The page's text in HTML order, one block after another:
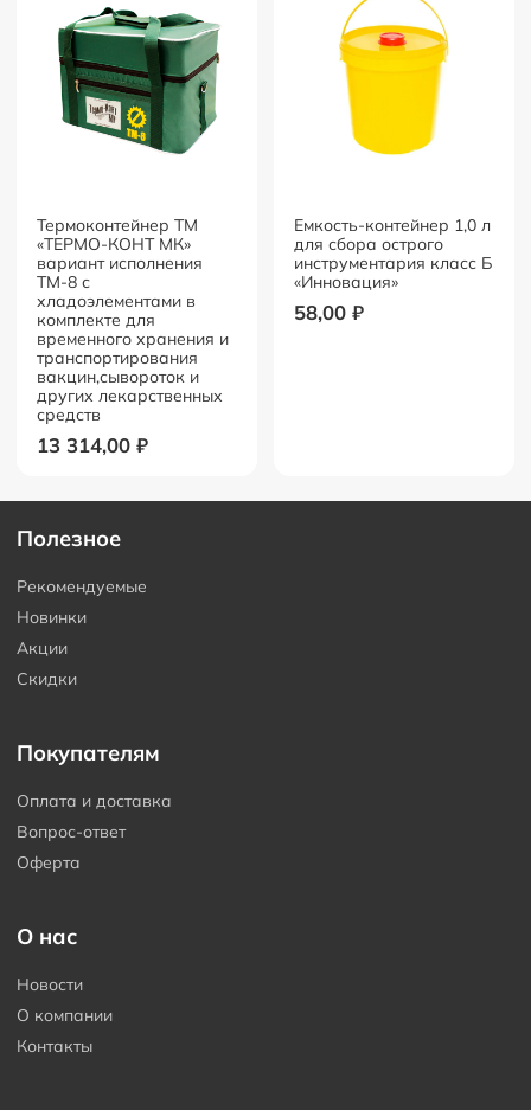
Термоконтейнер ТМ
«ТЕРМО-КОНТ МК»
вариант исполнения
ТМ-8 с
хладоэлементами в
комплекте для
временного хранения и
транспортирования
вакцин,сывороток и
других лекарственных
средств
13 314,00 ₽
Емкость-контейнер 1,0 л
для сбора острого
инструментария класс Б
«Инновация»
58,00 ₽
Полезное
Рекомендуемые
Новинки
Акции
Скидки
Покупателям
Оплата и доставка
Вопрос-ответ
Оферта
О нас
Новости
О компании
Контакты